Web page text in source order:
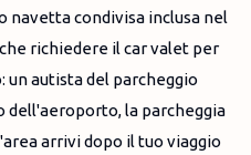
navetta condivisa inclusa nel
richiedere il car valet per
autista del parcheggio
dell'aeroporto, la parcheggia
arrivi dopo il tuo viaggio